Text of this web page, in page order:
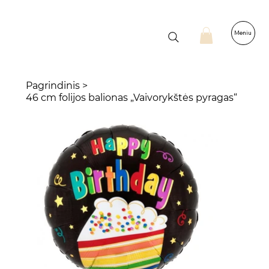
Meniu
Pagrindinis >
46 cm folijos balionas „Vaivorykštės pyragas“